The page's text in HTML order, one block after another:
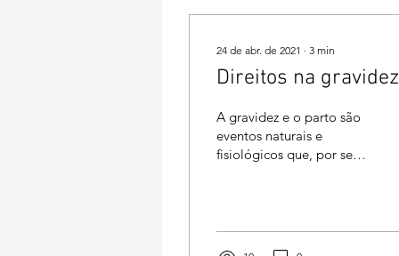
24 de abr. de 2021 ∙ 3 min
Direitos na gravidez
A gravidez e o parto são
eventos naturais e
fisiológicos que, por se
pessoa grávida,...